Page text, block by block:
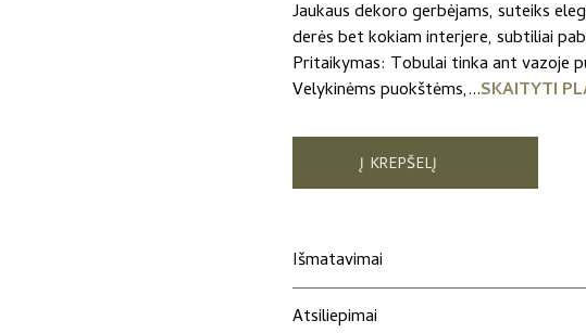
Jaukaus dekoro gerbėjams, suteiks
derės bet kokiam interjere, subtiliai
Pritaikymas: Tobulai tinka ant vazoje
Velykinėms puokštėms,...SKAITYTI
Į KREPŠELĮ
Išmatavimai
Atsiliepimai